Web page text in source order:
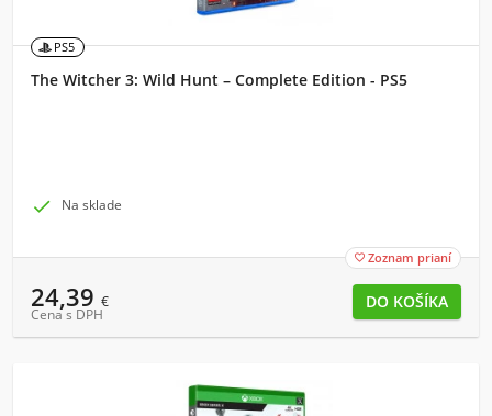
PS5
The Witcher 3: Wild Hunt – Complete Edition - PS5
 Na sklade
 Zoznam prianí
24,39 €
Cena s DPH